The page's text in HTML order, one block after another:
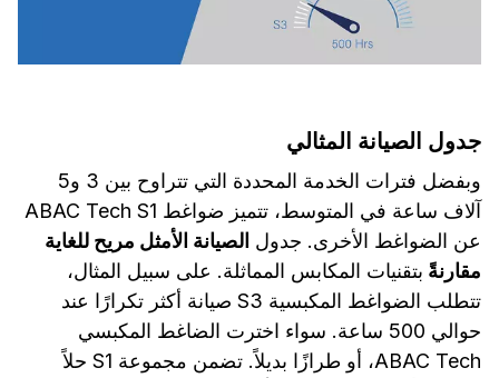
جدول الصيانة المثالي
وبفضل فترات الخدمة المحددة التي تتراوح بين 3 و5
آلاف ساعة في المتوسط، تتميز ضواغط ABAC Tech S1
عن الضواغط الأخرى. جدول الصيانة الأمثل مريح للغاية
مقارنةً بتقنيات المكابس المماثلة. على سبيل المثال،
تتطلب الضواغط المكبسية S3 صيانة أكثر تكرارًا عند
حوالي 500 ساعة. سواء اخترت الضاغط المكبسي
ABAC Tech، أو طرازًا بديلاً. تضمن مجموعة S1 حلاً